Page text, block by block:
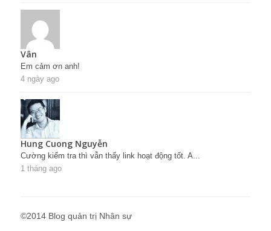
Vân
Em cảm ơn anh!
4 ngày ago
Hung Cuong Nguyễn
Cường kiểm tra thì vẫn thấy link hoạt động tốt. A...
1 tháng ago
©2014 Blog quản trị Nhân sự